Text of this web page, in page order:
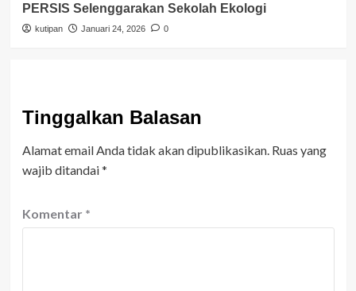
PERSIS Selenggarakan Sekolah Ekologi
kutipan Januari 24, 2026 0
Tinggalkan Balasan
Alamat email Anda tidak akan dipublikasikan. Ruas yang
wajib ditandai*
Komentar *